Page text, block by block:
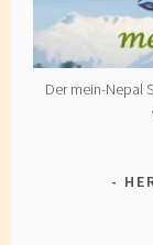
Der mein-Nepal